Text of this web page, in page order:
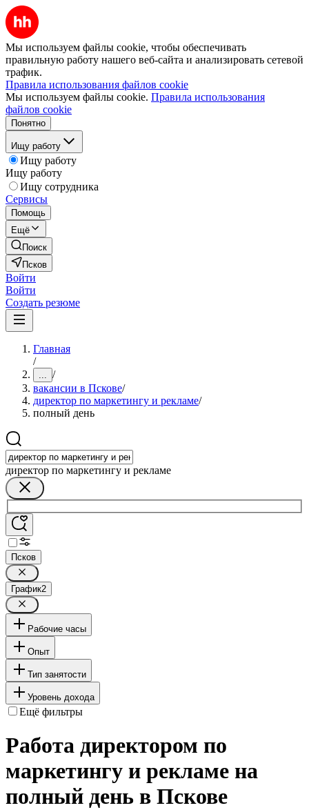
Мы используем файлы cookie, чтобы обеспечивать
правильную работу нашего веб-сайта и анализировать сетевой
трафик.
Правила использования файлов cookie
Мы используем файлы cookie. Правила использования
файлов cookie
Понятно
Ищу работу
Ищу работу
Ищу работу
Ищу сотрудника
Сервисы
Помощь
Ещё
Поиск
Псков
Войти
Войти
Создать резюме
Главная
/
... /
вакансии в Пскове/
директор по маркетингу и рекламе/
полный день
директор по маркетингу и рекламе
Псков
График2
Рабочие часы
Опыт
Тип занятости
Уровень дохода
Ещё фильтры
Работа директором по
маркетингу и рекламе на
полный день в Пскове